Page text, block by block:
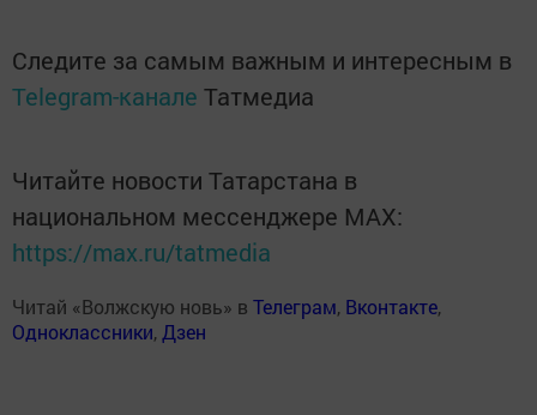
Следите за самым важным и интересным в
Telegram-канале Татмедиа
Читайте новости Татарстана в
национальном мессенджере MАХ:
https://max.ru/tatmedia
Читай «Волжскую новь» в Телеграм, Вконтакте,
Одноклассники, Дзен